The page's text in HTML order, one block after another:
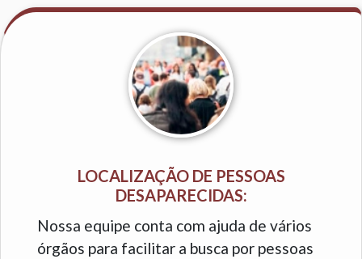
LOCALIZAÇÃO DE PESSOAS
DESAPARECIDAS:
Nossa equipe conta com ajuda de vários
órgãos para facilitar a busca por pessoas